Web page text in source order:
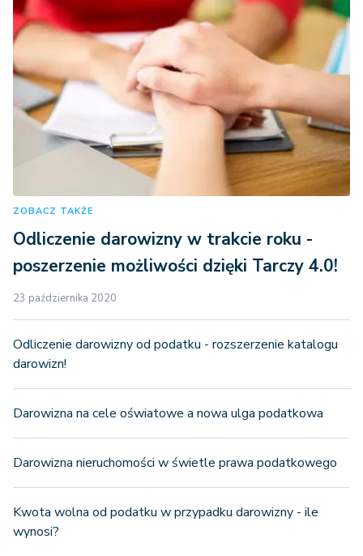
ZOBACZ TAKŻE
Odliczenie darowizny w trakcie roku -
poszerzenie możliwości dzięki Tarczy 4.0!
23 października 2020
Odliczenie darowizny od podatku - rozszerzenie katalogu
darowizn!
Darowizna na cele oświatowe a nowa ulga podatkowa
Darowizna nieruchomości w świetle prawa podatkowego
Kwota wolna od podatku w przypadku darowizny - ile
wynosi?